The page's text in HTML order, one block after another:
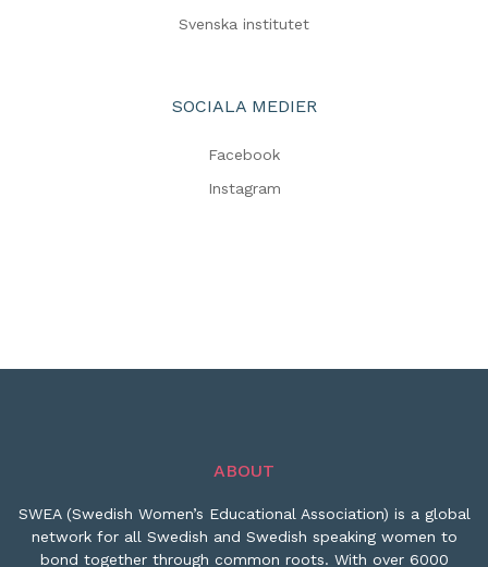
Svenska institutet
SOCIALA MEDIER
Facebook
Instagram
ABOUT
SWEA (Swedish Women’s Educational Association) is a global
network for all Swedish and Swedish speaking women to
bond together through common roots. With over 6000